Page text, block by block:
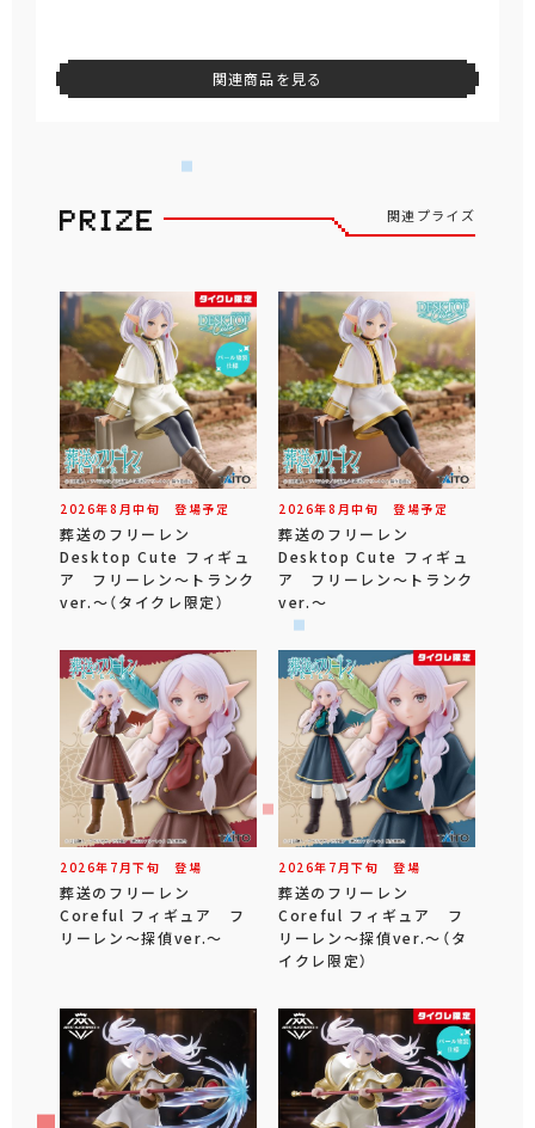
関連商品を見る
関連プライズ
2026年8 月中旬 登場予定
葬送のフリーレン
Desktop Cute フィギュ
ア フリーレン～トランク
ver.～（タイクレ限定）
2026年8 月中旬 登場予定
葬送のフリーレン
Desktop Cute フィギュ
ア フリーレン～トランク
ver.～
2026年 7 月下旬 登場
葬送のフリーレン
Coreful フィギュア フ
リーレン～探偵ver.～
2026年 7 月下旬 登場
葬送のフリーレン
Coreful フィギュア フ
リーレン～探偵ver.～（タ
イクレ限定）